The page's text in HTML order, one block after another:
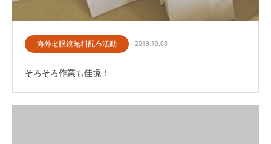
海外老眼鏡無料配布活動 2019.10.08
そろそろ作業も佳境！